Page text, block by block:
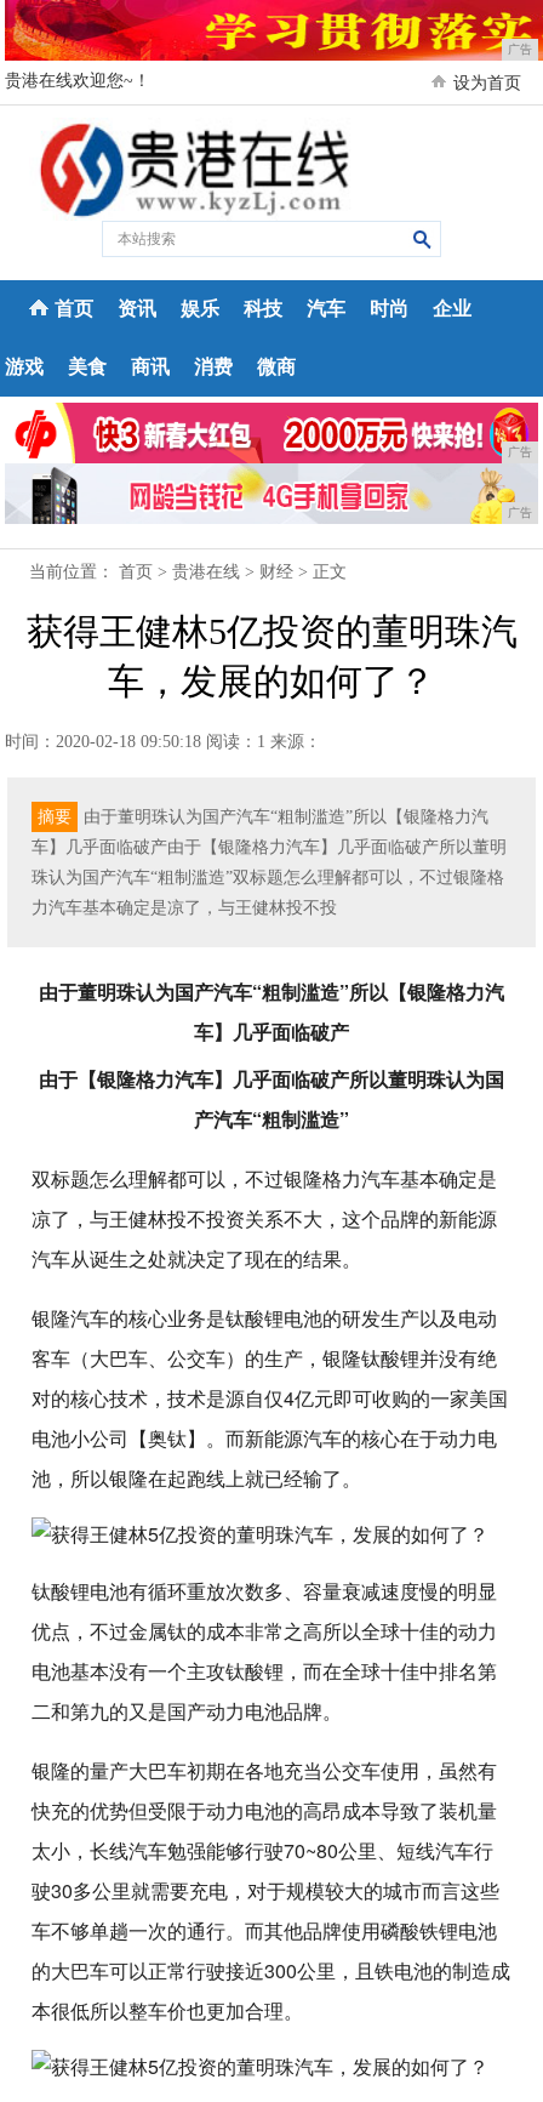
广告
贵港在线欢迎您~！ 设为首页
首页 资讯 娱乐 科技 汽车 时尚 企业
游戏 美食 商讯 消费 微商
广告
广告
当前位置：首页 >贵港在线 > 财经 > 正文
获得王健林5亿投资的董明珠汽
车，发展的如何了？
时间：2020-02-18 09:50:18 阅读：1 来源：
摘要
由于董明珠认为国产汽车“粗制滥造”所以【银隆格力汽
车】几乎面临破产由于【银隆格力汽车】几乎面临破产所以董明
珠认为国产汽车“粗制滥造”双标题怎么理解都可以，不过银隆格
力汽车基本确定是凉了，与王健林投不投
由于董明珠认为国产汽车“粗制滥造”所以【银隆格力汽
车】几乎面临破产
由于【银隆格力汽车】几乎面临破产所以董明珠认为国
产汽车“粗制滥造”
双标题怎么理解都可以，不过银隆格力汽车基本确定是
凉了，与王健林投不投资关系不大，这个品牌的新能源
汽车从诞生之处就决定了现在的结果。
银隆汽车的核心业务是钛酸锂电池的研发生产以及电动
客车（大巴车、公交车）的生产，银隆钛酸锂并没有绝
对的核心技术，技术是源自仅4亿元即可收购的一家美国
电池小公司【奥钛】。而新能源汽车的核心在于动力电
池，所以银隆在起跑线上就已经输了。
钛酸锂电池有循环重放次数多、容量衰减速度慢的明显
优点，不过金属钛的成本非常之高所以全球十佳的动力
电池基本没有一个主攻钛酸锂，而在全球十佳中排名第
二和第九的又是国产动力电池品牌。
银隆的量产大巴车初期在各地充当公交车使用，虽然有
快充的优势但受限于动力电池的高昂成本导致了装机量
太小，长线汽车勉强能够行驶70~80公里、短线汽车行
驶30多公里就需要充电，对于规模较大的城市而言这些
车不够单趟一次的通行。而其他品牌使用磷酸铁锂电池
的大巴车可以正常行驶接近300公里，且铁电池的制造成
本很低所以整车价也更加合理。